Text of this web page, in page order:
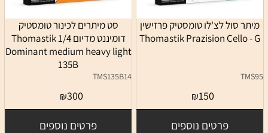
מיתר סול לצ'לו טומסטיק פרזישין
Thomastik Prazision Cello - G
TMS95
₪150
פרטים נוספים
סט מיתרים לכינור טומסטיק
דומיננט מדיום 1/4 Thomastik
Dominant medium heavy light
135B
TMS135B14
₪300
פרטים נוספים